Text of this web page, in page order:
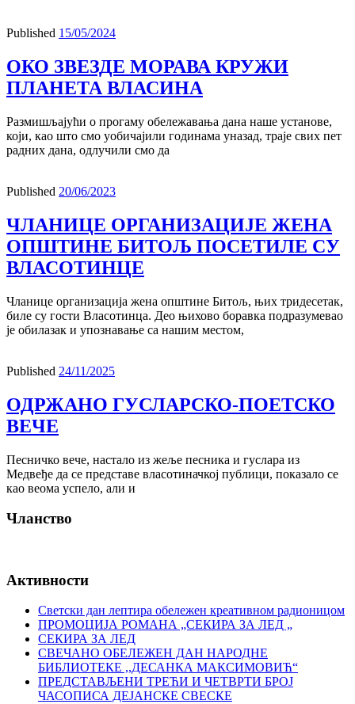
Published 15/05/2024
ОКО ЗВЕЗДЕ МОРАВА КРУЖИ
ПЛАНЕТА ВЛАСИНА
Размишљајући о прогаму обележавања дана наше установе,
који, као што смо уобичајили годинама уназад, траје свих пет
радних дана, одлучили смо да
Published 20/06/2023
ЧЛАНИЦЕ ОРГАНИЗАЦИЈЕ ЖЕНА
ОПШТИНЕ БИТОЉ ПОСЕТИЛЕ СУ
ВЛАСОТИНЦЕ
Чланице организација жена општине Битољ, њих тридесетак,
биле су гости Власотинца. Део њихово боравка подразумевао
је обилазак и упознавање са нашим местом,
Published 24/11/2025
ОДРЖАНО ГУСЛАРСКО-ПОЕТСКО
ВЕЧЕ
Песничко вече, настало из жеље песника и гуслара из
Медвеђе да се представе власотиначкој публици, показало се
као веома успело, али и
Чланство
Активности
Светски дан лептира обележен креативном радионицом
ПРОМОЦИЈА РОМАНА „СЕКИРА ЗА ЛЕД „
СЕКИРА ЗА ЛЕД
СВЕЧАНО ОБЕЛЕЖЕН ДАН НАРОДНЕ
БИБЛИОТЕКЕ ,,ДЕСАНКА МАКСИМОВИЋ“
ПРЕДСТАВЉЕНИ ТРЕЋИ И ЧЕТВРТИ БРОЈ
ЧАСОПИСА ДЕЈАНСКЕ СВЕСКЕ